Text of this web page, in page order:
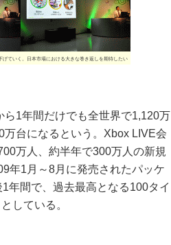
ていく。日本市場における大きな巻き返しを期待したい
1年間だけでも全世界で1,120万
台になるという。Xbox LIVE会
万人、約半年で300万人の新規
年1月～8月に発売されたパッケ
年間で、過去最高となる100タイ
している。